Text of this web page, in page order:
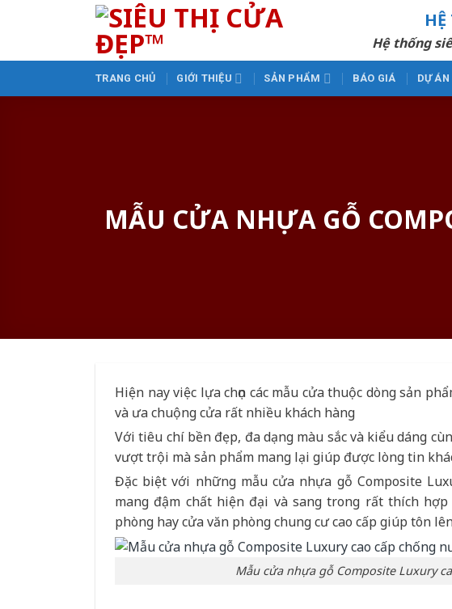
Hệ thống
TRANG CHỦ GIỚI THIỆU SẢN PHẨM BÁO GIÁ DỰ ÁN
MẪU CỬA NHỰA GỖ
Hiện nay việc lựa chọn các mẫu cửa thuộc dòng sản
và ưa chuộng cửa rất nhiều khách hàng
Với tiêu chí bền đẹp, đa dạng màu sắc và kiểu dáng
vượt trội mà sản phẩm mang lại giúp được lòng tin
Đặc biệt với những mẫu cửa nhựa gỗ Composite
mang đậm chất hiện đại và sang trong rất thích
phòng hay cửa văn phòng chung cư cao cấp giúp tôn
Mẫu cửa nhựa gỗ Composite Luxury